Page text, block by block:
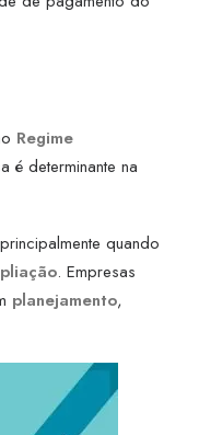
Regime
é determinante na
quando
. Empresas
planejamento,